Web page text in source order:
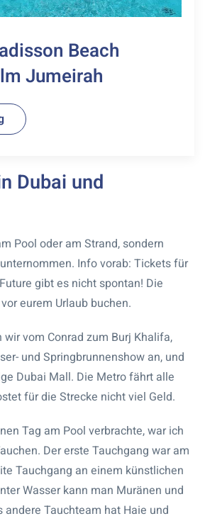
Beach
Jumeirah
Dubai und
Pool oder am Strand, sondern
Info vorab: Tickets für
gibt es nicht spontan! Die
eurem Urlaub buchen.
vom Conrad zum Burj Khalifa,
und Springbrunnenshow an, und
Dubai Mall. Die Metro fährt alle
für die Strecke nicht viel Geld.
Tag am Pool verbrachte, war ich
Der erste Tauchgang war am
Tauchgang an einem künstlichen
Wasser kann man Muränen und
andere Tauchteam hat Haie und